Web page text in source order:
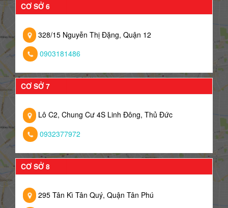
CƠ SỞ 6
328/15 Nguyễn Thị Đặng, Quận 12
0903181486
CƠ SỞ 7
Lô C2, Chung Cư 4S Linh Đông, Thủ Đức
0932377972
CƠ SỞ 8
295 Tân Kì Tân Quý, Quận Tân Phú